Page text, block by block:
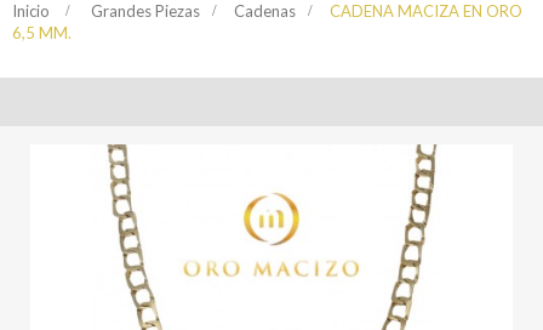
Inicio > Grandes Piezas > Cadenas >
CADENA MACIZA EN ORO
6,5 MM.